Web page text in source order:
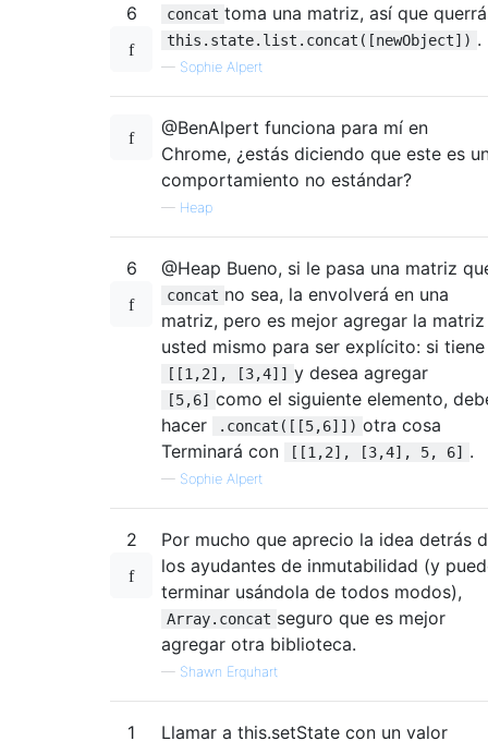
6 concat toma una matriz, así que
this.state.list.concat([newObject]) .
— Sophie Alpert
@BenAlpert funciona para mí en
Chrome, ¿estás diciendo que este es
comportamiento no estándar?
— Heap
6 @Heap Bueno, si le pasa una matriz
concat no sea, la envolverá en una
matriz, pero es mejor agregar la matriz
usted mismo para ser explícito: si tiene
[[1,2], [3,4]] y desea agregar
[5,6] como el siguiente elemento,
hacer
.concat([[5,6]]) otra cosa
Terminará con
[[1,2], [3,4], 5, 6] .
— Sophie Alpert
2
Por mucho que aprecio la idea detrás
los ayudantes de inmutabilidad (y
terminar usándola de todos modos),
Array.concat seguro que es mejor
agregar otra biblioteca.
— Shawn Erquhart
1 Llamar a this.setState con un valor